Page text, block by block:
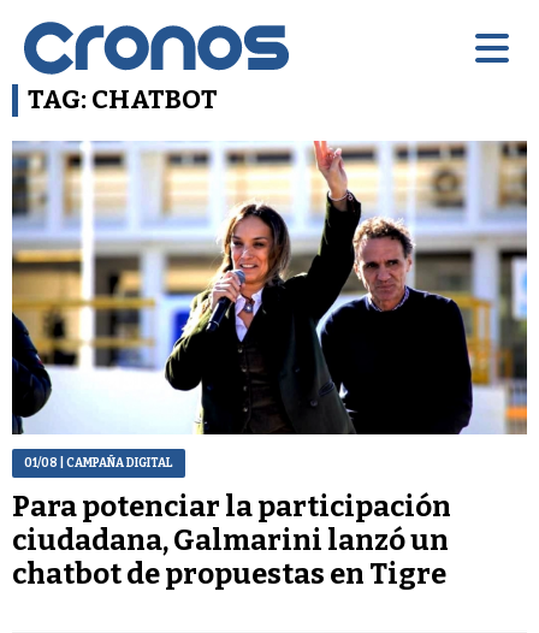
TAG: CHATBOT
01/08 | CAMPAÑA DIGITAL
Para potenciar la participación
ciudadana, Galmarini lanzó un
chatbot de propuestas en Tigre